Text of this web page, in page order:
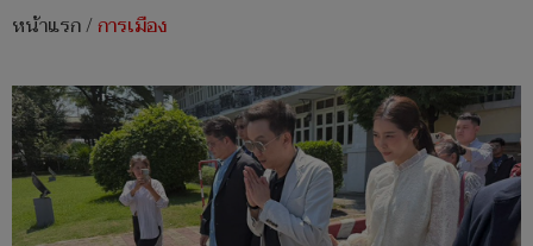
หน้าแรก/การเมือง